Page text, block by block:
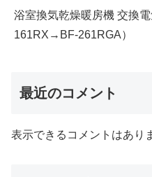
浴室換気乾燥暖房機 交換
161RX→BF-261RGA）
最近のコメント
表示できるコメントはあり